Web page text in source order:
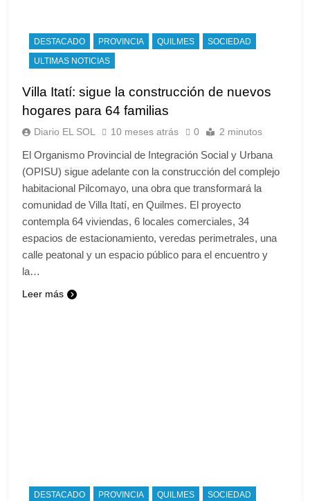
DESTACADO PROVINCIA QUILMES
SOCIEDAD
ULTIMAS NOTICIAS
Villa Itatí: sigue la construcción de nuevos
hogares para 64 familias
Diario EL SOL 10 meses atrás 0 2 minutos
El Organismo Provincial de Integración Social y Urbana
(OPISU) sigue adelante con la construcción del complejo
habitacional Pilcomayo, una obra que transformará la
comunidad de Villa Itatí, en Quilmes. El proyecto
contempla 64 viviendas, 6 locales comerciales, 34
espacios de estacionamiento, veredas perimetrales, una
calle peatonal y un espacio público para el encuentro y
la…
Leer más
DESTACADO PROVINCIA QUILMES
SOCIEDAD